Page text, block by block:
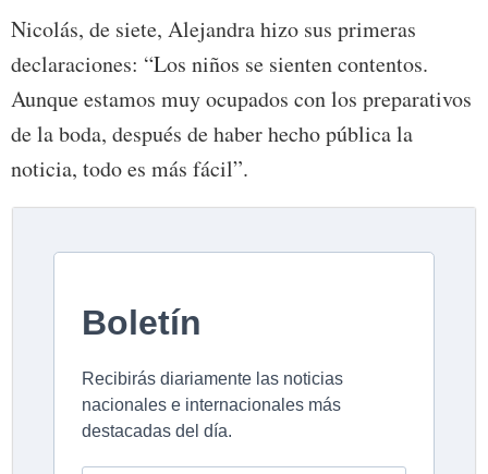
Nicolás, de siete, Alejandra hizo sus primeras
declaraciones: “Los niños se sienten contentos.
Aunque estamos muy ocupados con los preparativos
de la boda, después de haber hecho pública la
noticia, todo es más fácil”.